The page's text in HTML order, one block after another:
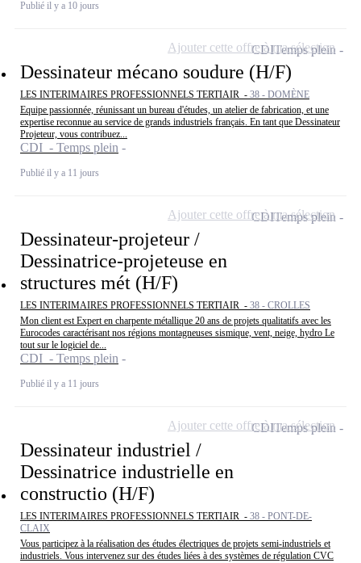
Publié il y a 10 jours
Dessinateur mécano soudure (H/F)
LES INTERIMAIRES PROFESSIONNELS TERTIAIR - 38 - DOMÈNE
Equipe passionnée, réunissant un bureau d'études, un atelier de fabrication, et une
expertise reconnue au service de grands industriels français. En tant que Dessinateur
Projeteur, vous contribuez...
CDI - Temps plein
Publié il y a 11 jours
CDITemps plein
Ajouter cette offre à ma sélection
Dessinateur-projeteur /
Dessinatrice-projeteuse en
structures mét (H/F)
LES INTERIMAIRES PROFESSIONNELS TERTIAIR - 38 - CROLLES
Mon client est Expert en charpente métallique 20 ans de projets qualitatifs avec les
Eurocodes caractérisant nos régions montagneuses sismique, vent, neige, hydro Le
tout sur le logiciel de...
CDI - Temps plein
Publié il y a 11 jours
CDITemps plein
Ajouter cette offre à ma sélection
Dessinateur industriel /
Dessinatrice industrielle en
constructio (H/F)
LES INTERIMAIRES PROFESSIONNELS TERTIAIR - 38 - PONT-DE-
CLAIX
Vous participez à la réalisation des études électriques de projets semi-industriels et
industriels. Vous intervenez sur des études liées à des systèmes de régulation CVC
CDITemps plein
Ajouter cette offre à ma sélection